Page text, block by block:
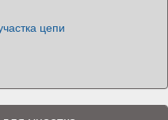
цепи